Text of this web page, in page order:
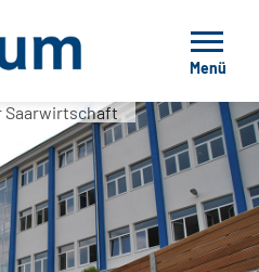
Menü
Saarwirtschaft